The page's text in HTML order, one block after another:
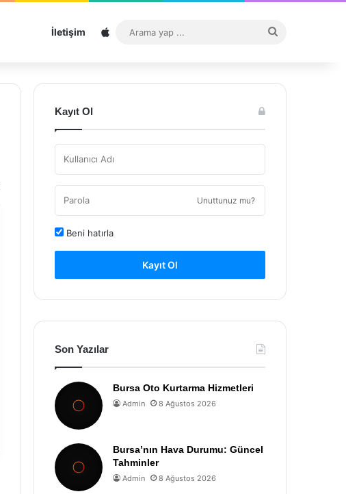
İletişim Sitemap
...
Kayıt Ol
Unuttunuz mu?
Beni hatırla
Kayıt Ol
Son Yazılar
Bursa Oto Kurtarma Hizmetleri
Admin 8 Ağustos 2026
Bursa’nın Hava Durumu: Güncel
Tahminler
Admin 8 Ağustos 2026